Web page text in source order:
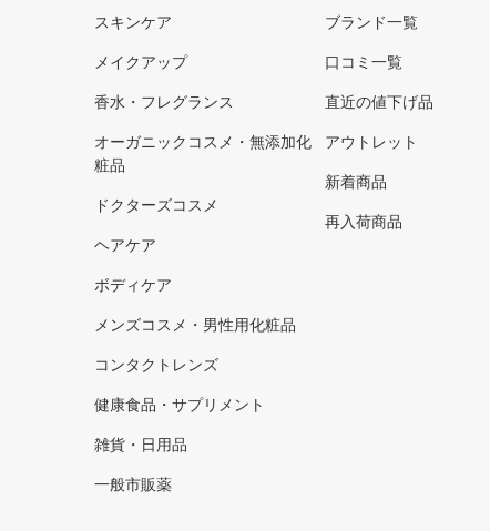
スキンケア
メイクアップ
香水・フレグランス
オーガニックコスメ・無添加化
粧品
ドクターズコスメ
ヘアケア
ボディケア
メンズコスメ・男性用化粧品
コンタクトレンズ
健康食品・サプリメント
雑貨・日用品
一般市販薬
ブランド一覧
口コミ一覧
直近の値下げ品
アウトレット
新着商品
再入荷商品